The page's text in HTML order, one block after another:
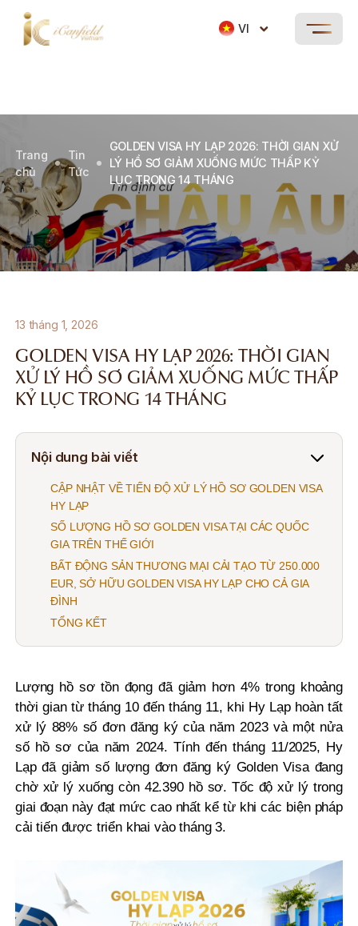
VI
Trang
chủ
Tin
Tức
GOLDEN VISA HY LẠP 2026: THỜI GIAN XỬ
LÝ HỒ SƠ GIẢM XUỐNG MỨC THẤP KỶ
LỤC TRONG 14 THÁNG
13 tháng 1, 2026
GOLDEN VISA HY LẠP 2026: THỜI GIAN
XỬ LÝ HỒ SƠ GIẢM XUỐNG MỨC THẤP
KỶ LỤC TRONG 14 THÁNG
Nội dung bài viết
CẬP NHẬT VỀ TIẾN ĐỘ XỬ LÝ HỒ SƠ GOLDEN VISA
HY LẠP
SỐ LƯỢNG HỒ SƠ GOLDEN VISA TẠI CÁC QUỐC
GIA TRÊN THẾ GIỚI
BẤT ĐỘNG SẢN THƯƠNG MẠI CẢI TẠO TỪ 250.000
EUR, SỞ HỮU GOLDEN VISA HY LẠP CHO CẢ GIA
ĐÌNH
TỔNG KẾT
Lượng hồ sơ tồn đọng đã giảm hơn 4% trong khoảng
thời gian từ tháng 10 đến tháng 11, khi Hy Lạp hoàn tất
xử lý 88% số đơn đăng ký của năm 2023 và một nửa
số hồ sơ của năm 2024. Tính đến tháng 11/2025, Hy
Lạp đã giảm số lượng đơn đăng ký Golden Visa đang
chờ xử lý xuống còn 42.390 hồ sơ. Tốc độ xử lý trong
giai đoạn này đạt mức cao nhất kể từ khi các biện pháp
cải tiến được triển khai vào tháng 3.